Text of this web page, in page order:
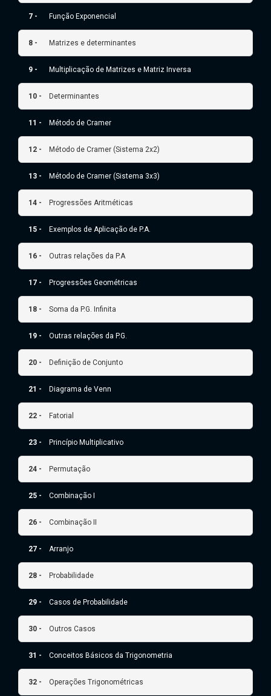
7 - Função Exponencial
8 - Matrizes e determinantes
9 - Multiplicação de Matrizes e Matriz Inversa
10 - Determinantes
11 - Método de Cramer
12 - Método de Cramer (Sistema 2x2)
13 - Método de Cramer (Sistema 3x3)
14 - Progressões Aritméticas
15 - Exemplos de Aplicação de P.A.
16 - Outras relações da P.A
17 - Progressões Geométricas
18 - Soma da P.G. Infinita
19 - Outras relações da P.G.
20 - Definição de Conjunto
21 - Diagrama de Venn
22 - Fatorial
23 - Princípio Multiplicativo
24 - Permutação
25 - Combinação I
26 - Combinação II
27 - Arranjo
28 - Probabilidade
29 - Casos de Probabilidade
30 - Outros Casos
31 - Conceitos Básicos da Trigonometria
32 - Operações Trigonométricas